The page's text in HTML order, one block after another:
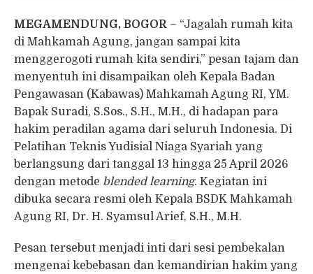
MEGAMENDUNG, BOGOR – “Jagalah rumah kita
di Mahkamah Agung, jangan sampai kita
menggerogoti rumah kita sendiri,” pesan tajam dan
menyentuh ini disampaikan oleh Kepala Badan
Pengawasan (Kabawas) Mahkamah Agung RI, YM.
Bapak Suradi, S.Sos., S.H., M.H., di hadapan para
hakim peradilan agama dari seluruh Indonesia. Di
Pelatihan Teknis Yudisial Niaga Syariah yang
berlangsung dari tanggal 13 hingga 25 April 2026
dengan metode blended learning. Kegiatan ini
dibuka secara resmi oleh Kepala BSDK Mahkamah
Agung RI, Dr. H. Syamsul Arief, S.H., M.H.
Pesan tersebut menjadi inti dari sesi pembekalan
mengenai kebebasan dan kemandirian hakim yang